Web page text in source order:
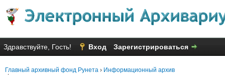
Здравствуйте, Гость! Вход Зарегистрироваться
Главный архивный фонд Рунета › Информационный архив